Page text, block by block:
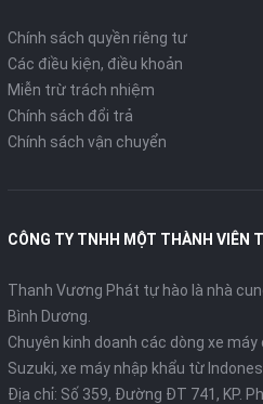
Chính sách quyền riêng tư
Các điều kiện, điều khoản
Miễn trừ trách nhiệm
Chính sách đổi trả
Chính sách vận chuyển
CÔNG TY TNHH MỘT THÀNH VIÊN
Thanh Vương Phát tự hào là nhà
Bình Dương.
Chuyên kinh doanh các dòng xe
Suzuki, xe máy nhập khẩu từ
Địa chỉ: Số 359, Đường ĐT 741, KP.